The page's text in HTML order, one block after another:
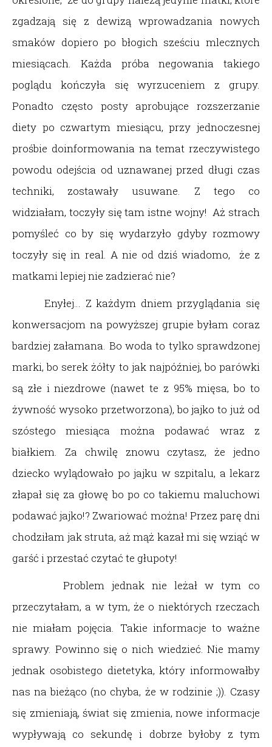
zgadzają się z dewizą wprowadzania nowych
smaków dopiero po błogich sześciu mlecznych
miesiącach. Każda próba negowania takiego
poglądu kończyła się wyrzuceniem z grupy.
Ponadto często posty aprobujące rozszerzanie
diety po czwartym miesiącu, przy jednoczesnej
prośbie doinformowania na temat rzeczywistego
powodu odejścia od uznawanej przed długi czas
techniki, zostawały usuwane. Z tego co
widziałam, toczyły się tam istne wojny! Aż strach
pomyśleć co by się wydarzyło gdyby rozmowy
toczyły się in real. A nie od dziś wiadomo, że z
matkami lepiej nie zadzierać nie?
Enyłej… Z każdym dniem przyglądania się
konwersacjom na powyższej grupie byłam coraz
bardziej załamana. Bo woda to tylko sprawdzonej
marki, bo serek żółty to jak najpóźniej, bo parówki
są złe i niezdrowe (nawet te z 95% mięsa, bo to
żywność wysoko przetworzona), bo jajko to już od
szóstego miesiąca można podawać wraz z
białkiem. Za chwilę znowu czytasz, że jedno
dziecko wylądowało po jajku w szpitalu, a lekarz
złapał się za głowę bo po co takiemu maluchowi
podawać jajko!? Zwariować można! Przez parę dni
chodziłam jak struta, aż mąż kazał mi się wziąć w
garść i przestać czytać te głupoty!
Problem jednak nie leżał w tym co
przeczytałam, a w tym, że o niektórych rzeczach
nie miałam pojęcia. Takie informacje to ważne
sprawy. Powinno się o nich wiedzieć. Nie mamy
jednak osobistego dietetyka, który informowałby
nas na bieżąco (no chyba, że w rodzinie ;)). Czasy
się zmieniają, świat się zmienia, nowe informacje
wypływają co sekundę i dobrze byłoby z tym